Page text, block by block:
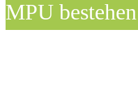
MPU bestehen